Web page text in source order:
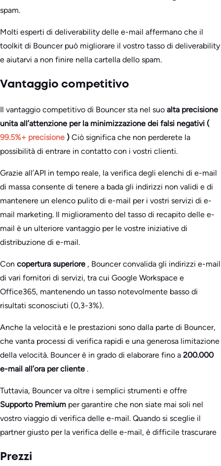
spam.
Molti esperti di deliverability delle e-mail affermano che il
toolkit di Bouncer può migliorare il vostro tasso di deliverability
e aiutarvi a non finire nella cartella dello spam.
Vantaggio competitivo
Il vantaggio competitivo di Bouncer sta nel suo alta precisione
unita all’attenzione per la minimizzazione dei falsi negativi (
99.5%+ precisione ) Ciò significa che non perderete la
possibilità di entrare in contatto con i vostri clienti.
Grazie all’API in tempo reale, la verifica degli elenchi di e-mail
di massa consente di tenere a bada gli indirizzi non validi e di
mantenere un elenco pulito di e-mail per i vostri servizi di e-
mail marketing. Il miglioramento del tasso di recapito delle e-
mail è un ulteriore vantaggio per le vostre iniziative di
distribuzione di e-mail.
Con copertura superiore , Bouncer convalida gli indirizzi e-mail
di vari fornitori di servizi, tra cui Google Workspace e
Office365, mantenendo un tasso notevolmente basso di
risultati sconosciuti (0,3-3%).
Anche la velocità e le prestazioni sono dalla parte di Bouncer,
che vanta processi di verifica rapidi e una generosa limitazione
della velocità. Bouncer è in grado di elaborare fino a 200.000
e-mail all’ora per cliente .
Tuttavia, Bouncer va oltre i semplici strumenti e offre
Supporto Premium per garantire che non siate mai soli nel
vostro viaggio di verifica delle e-mail. Quando si sceglie il
partner giusto per la verifica delle e-mail, è difficile trascurare
Prezzi